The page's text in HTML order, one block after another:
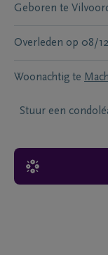
Geboren te
Overleden op 08/
Woonachtig te
Stuur een